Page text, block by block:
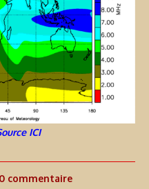
ICI
0 commentaire